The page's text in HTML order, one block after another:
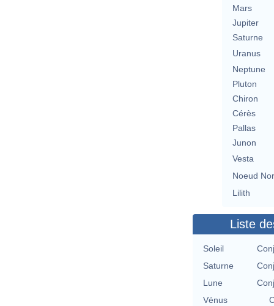
Mars
Jupiter
Saturne
Uranus
Neptune
Pluton
Chiron
Cérès
Pallas
Junon
Vesta
Noeud
Lilith
Liste
Soleil
Saturne
Lune
Vénus